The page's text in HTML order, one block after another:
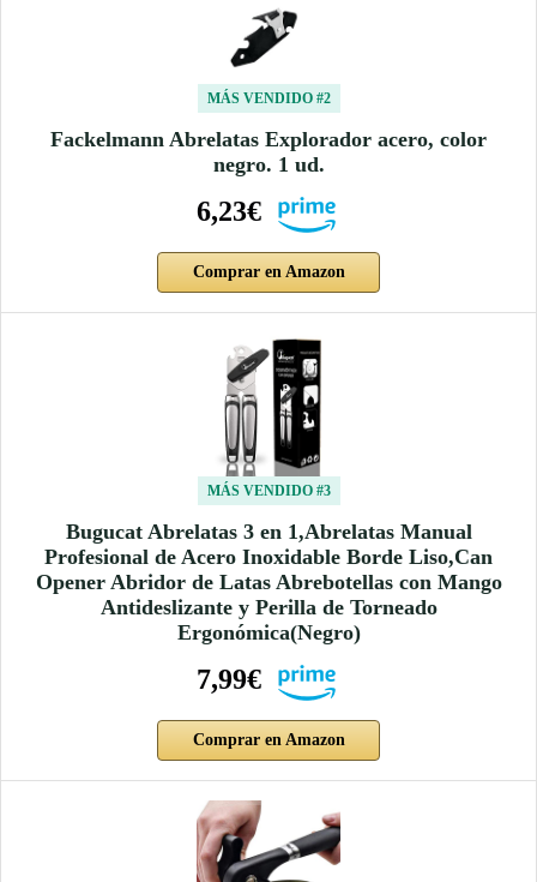
MÁS VENDIDO #2
Fackelmann Abrelatas Explorador acero, color
negro. 1 ud.
6,23€
Comprar en Amazon
MÁS VENDIDO #3
Bugucat Abrelatas 3 en 1,Abrelatas Manual
Profesional de Acero Inoxidable Borde Liso,Can
Opener Abridor de Latas Abrebotellas con Mango
Antideslizante y Perilla de Torneado
Ergonómica(Negro)
7,99€
Comprar en Amazon